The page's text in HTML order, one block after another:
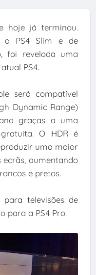
hoje já terminou.
a PS4 Slim e de
foi revelada uma
PS4.
será compatível
Dynamic Range)
graças a uma
O HDR é
uma maior
aumentando
e pretos.
televisões de
para a PS4 Pro.